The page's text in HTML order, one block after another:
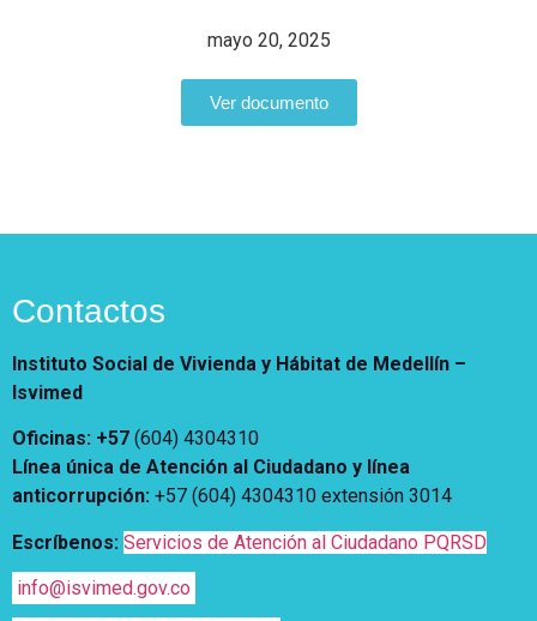
Vivienda un proyecto
Acompañamiento Social
¿Qué es el ISVIMED?
fuente
Contraste
Centro de relevo
Más Información sobre Accesibilidad
mayo 20, 2025
Ver documento
Contactos
Instituto Social de Vivienda y Hábitat de Medellín –
Isvimed
Oficinas: +57 (604) 4304310
Línea única de Atención al Ciudadano y línea
anticorrupción: +57 (604) 4304310 extensión 3014
Escríbenos: Servicios de Atención al Ciudadano PQRSD
info@isvimed.gov.co